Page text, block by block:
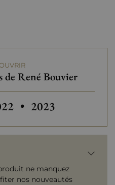
de René Bouvier
de René Bouvier
• 2023
ne manquez
nos nouveautés